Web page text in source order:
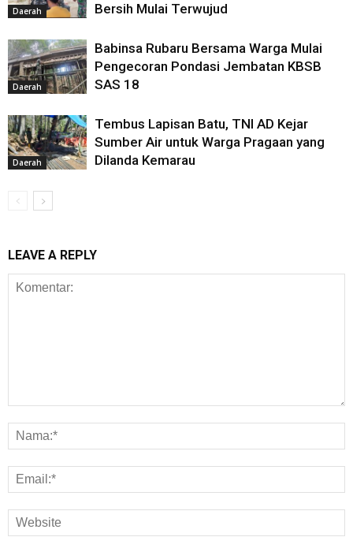
Daerah
Bersih Mulai Terwujud
Daerah
Babinsa Rubaru Bersama Warga Mulai
Pengecoran Pondasi Jembatan KBSB
SAS 18
Daerah
Tembus Lapisan Batu, TNI AD Kejar
Sumber Air untuk Warga Pragaan yang
Dilanda Kemarau
LEAVE A REPLY